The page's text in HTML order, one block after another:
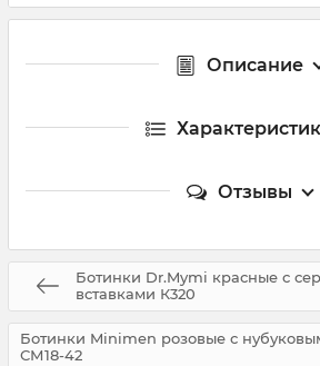
Описание
Отзывы
Ботинки Dr.Mymi красные с
вставками К320
Ботинки Minimen розовые с
СМ18-42